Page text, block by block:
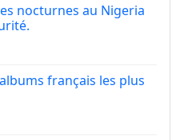
nocturnes au Nigeria
français les plus